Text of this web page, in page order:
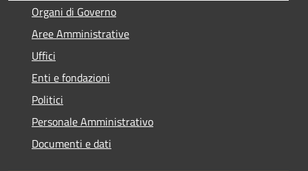
Organi di Governo
Aree Amministrative
Uffici
Enti e fondazioni
Politici
Personale Amministrativo
Documenti e dati